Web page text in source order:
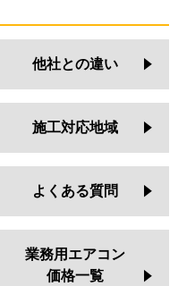
他社との違い
施工対応地域
よくある質問
業務用エアコン
価格一覧